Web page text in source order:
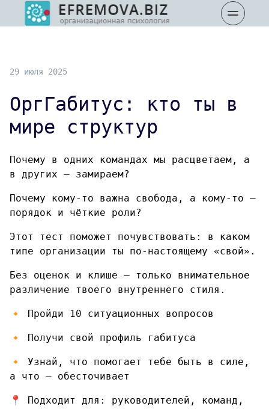
29 июля 2025
ОргГабитус: кто ты в
мире структур
Почему в одних командах мы расцветаем, а
в других — замираем?
Почему кому-то важна свобода, а кому-то —
порядок и чёткие роли?
Этот тест поможет почувствовать: в каком
типе организации ты по-настоящему «свой».
Без оценок и клише — только внимательное
различение твоего внутреннего стиля.
🔸 Пройди 10 ситуационных вопросов
🔸 Получи свой профиль габитуса
🔸 Узнай, что помогает тебе быть в силе,
а что — обесточивает
📍 Подходит для: руководителей, команд,